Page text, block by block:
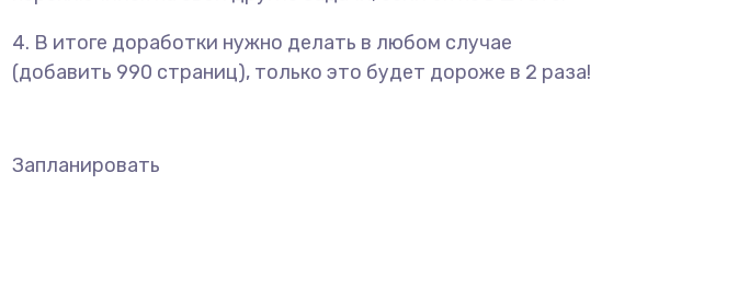
4. В итоге доработки нужно делать в любом случае
(добавить 990 страниц), только это будет дороже в 2 раза!
Запланировать